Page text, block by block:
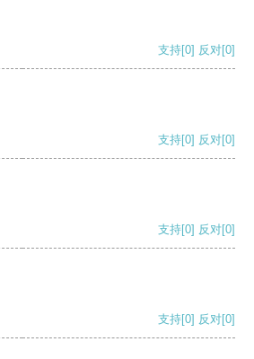
支持[0] 反对[0]
支持[0] 反对[0]
支持[0] 反对[0]
支持[0] 反对[0]